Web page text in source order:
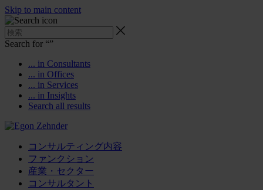
Skip to main content
Search for “”
... in Consultants
... in Offices
... in Services
... in Insights
Search all results
コンサルティング内容
ファンクション
産業・セクター
コンサルタント